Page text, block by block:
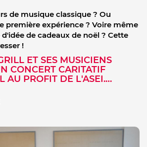
de musique classique ? Ou
première expérience ? Voire même
de cadeaux de noël ? Cette
!
ET SES MUSICIENS
CONCERT CARITATIF
AU PROFIT DE L'ASEI.…